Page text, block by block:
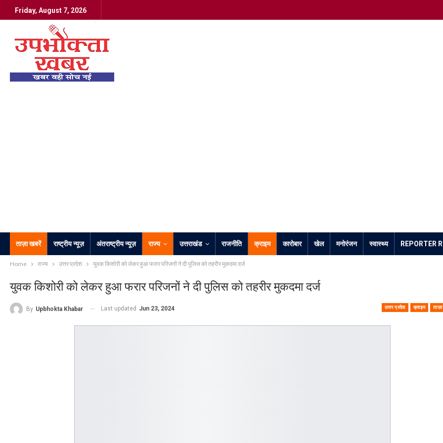
Friday, August 7, 2026
ताज़ा खबरें राष्ट्रीय न्यूज़ अंतराष्ट्रीय न्यूज़ राज्य उत्तराखंड राजनीति क्राइम कारोबार खेल मनोरंजन स्वास्थ्य REPORTER
Home राज्य उत्तर प्रदेश युवक किशोरी को लेकर हुआ फरार परिजनों ने दी पुलिस को तहरीर मुकदमा दर्ज
युवक किशोरी को लेकर हुआ फरार परिजनों ने दी पुलिस को तहरीर मुकदमा दर्ज
उत्तर प्रदेश क्राइम
By Upbhokta Khabar Last updated Jun 23, 2024